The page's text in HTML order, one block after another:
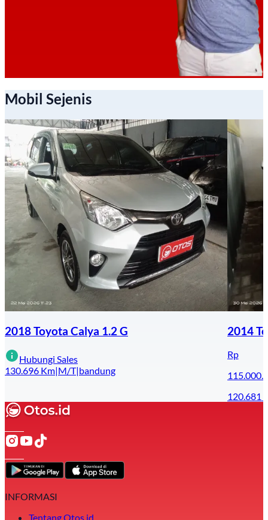
Mobil Sejenis
2018 Toyota Calya 1.2 G
Hubungi Sales
130.696 Km|M/T|bandung
2014
Rp
120.681
INFORMASI
Tentang Otos.id